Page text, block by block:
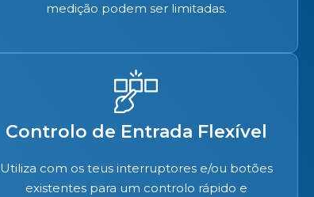
medição podem ser limitadas.
Controlo de Entrada Flexível
Utiliza com os teus interruptores e/ou botões
existentes para um controlo rápido e